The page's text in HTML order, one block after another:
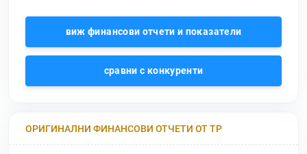
виж финансови отчети и показатели
сравни с конкуренти
ОРИГИНАЛНИ ФИНАНСОВИ ОТЧЕТИ ОТ ТР